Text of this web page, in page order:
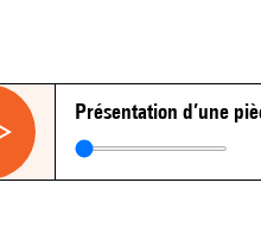
Présentation d’une